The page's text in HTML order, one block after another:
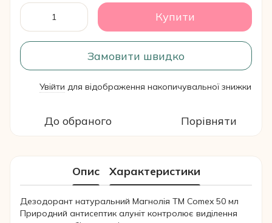
Купити
Замовити швидко
Увійти для відображення накопичувальної знижки
До обраного Порівняти
Опис Характеристики
Дезодорант натуральний Магнолія ТМ Comex 50 мл
Природний антисептик алуніт контролює виділення